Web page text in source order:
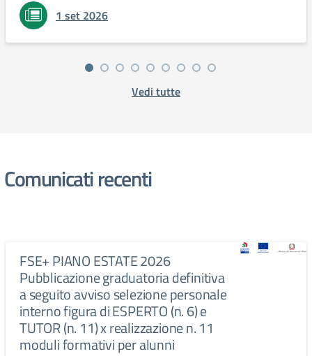
1 set 2026
Vedi tutte
Comunicati recenti
FSE+ PIANO ESTATE 2026
Pubblicazione graduatoria definitiva
a seguito avviso selezione personale
interno figura di ESPERTO (n. 6) e
TUTOR (n. 11) x realizzazione n. 11
moduli formativi per alunni